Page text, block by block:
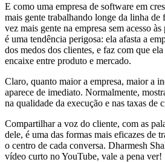
E como uma empresa de software em
mais gente trabalhando longe da linha de
vez mais gente na empresa sem acesso
é uma tendência perigosa: ela afasta a
dos medos dos clientes, e faz com que
encaixe entre produto e mercado.
Claro, quanto maior a empresa, maior a
aparece de imediato. Normalmente,
na qualidade da execução e nas taxas de
Compartilhar a voz do cliente, com as
dele, é uma das formas mais eficazes de
o centro de cada conversa. Dharmesh
vídeo curto no YouTube, vale a pena ver!